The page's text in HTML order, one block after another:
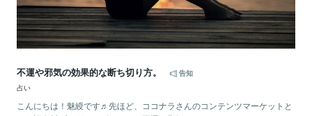
不運や邪気の効果的な断ち切り方。
告知
占い
こんにちは！魅綬です♬先ほど、ココナラさんのコンテンツマーケットと